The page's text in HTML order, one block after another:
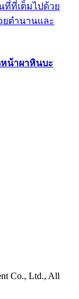
ที่ที่เต็มไปด้วย
ยตำนานและ
น้าผาหินบะ
Co., Ltd., All